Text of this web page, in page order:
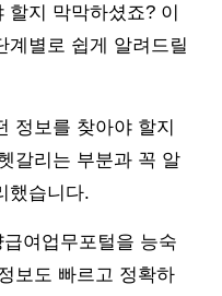
할지 막막하셨죠? 이
계별로 쉽게 알려드릴
정보를 찾아야 할지
갈리는 부분과 꼭 알
했습니다.
여업무포털을 능숙
보도 빠르고 정확하